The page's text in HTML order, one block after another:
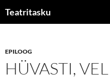
sisu
Teatritasku
EPILOOG
HÜVASTI,